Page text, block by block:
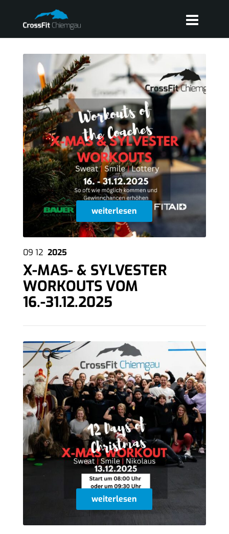
weiterlesen
09 12 2025
X-MAS- & SYLVESTER
WORKOUTS VOM
16.-31.12.2025
weiterlesen